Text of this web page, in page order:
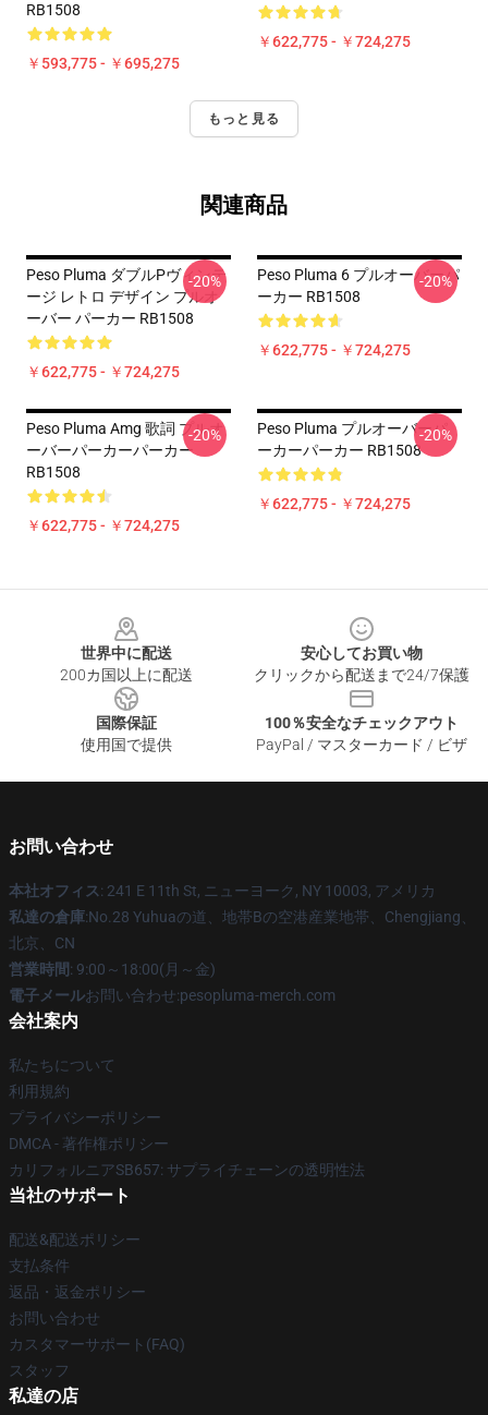
RB1508
￥593,775 - ￥695,275
￥622,775 - ￥724,275
もっと見る
関連商品
Peso Pluma ダブルPヴィンテ
ージ レトロ デザイン プルオ
ーバー パーカー RB1508
￥622,775 - ￥724,275
-20%
Peso Pluma 6 プルオーバーパ
ーカー RB1508
￥622,775 - ￥724,275
-20%
Peso Pluma Amg 歌詞 プルオ
ーバーパーカーパーカー
RB1508
￥622,775 - ￥724,275
-20%
Peso Pluma プルオーバーパ
ーカーパーカー RB1508
￥622,775 - ￥724,275
-20%
世界中に配送
200カ国以上に配送
安心してお買い物
クリックから配送まで24/7保護
国際保証
使用国で提供
100％安全なチェックアウト
PayPal / マスターカード / ビザ
お問い合わせ
本社オフィス: 241 E 11th St, ニューヨーク, NY 10003, アメリカ
私達の倉庫:No.28 Yuhuaの道、地帯Bの空港産業地帯、Chengjiang、
北京、CN
営業時間: 9:00～18:00(月～金)
電子メールお問い合わせ:pesopluma-merch.com
会社案内
私たちについて
利用規約
プライバシーポリシー
DMCA - 著作権ポリシー
カリフォルニアSB657: サプライチェーンの透明性法
当社のサポート
配送&配送ポリシー
支払条件
返品・返金ポリシー
お問い合わせ
カスタマーサポート(FAQ)
スタッフ
私達の店